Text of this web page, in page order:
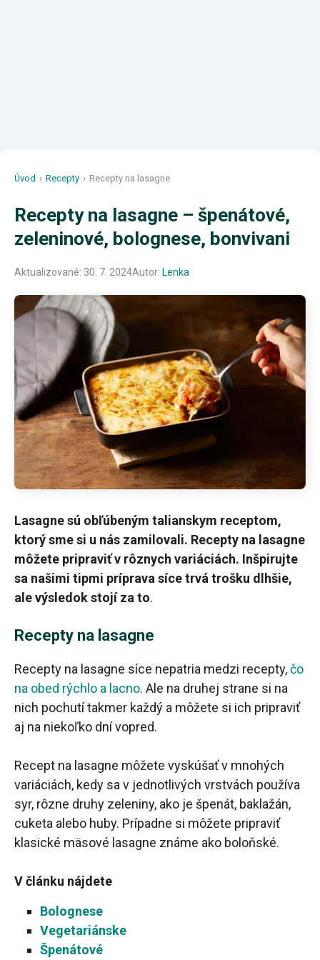
Úvod › Recepty › Recepty na lasagne
Recepty na lasagne – špenátové,
zeleninové, bolognese, bonvivani
Aktualizované: 30. 7. 2024Autor: Lenka
Lasagne sú obľúbeným talianskym receptom,
ktorý sme si u nás zamilovali. Recepty na lasagne
môžete pripraviť v rôznych variáciách. Inšpirujte
sa našimi tipmi príprava síce trvá trošku dlhšie,
ale výsledok stojí za to.
Recepty na lasagne
Recepty na lasagne síce nepatria medzi recepty,čo
na obed rýchlo a lacno. Ale na druhej strane si na
nich pochutí takmer každý a môžete si ich pripraviť
aj na niekoľko dní vopred.
Recept na lasagne môžete vyskúšať v mnohých
variáciách, kedy sa v jednotlivých vrstvách používa
syr, rôzne druhy zeleniny, ako je špenát, baklažán,
cuketa alebo huby. Prípadne si môžete pripraviť
klasické mäsové lasagne známe ako boloňské.
V článku nájdete
Bolognese
Vegetariánske
Špenátové